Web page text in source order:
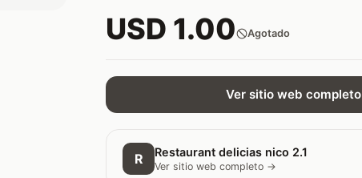
USD 1.00 Agotado
Ver sitio web completo
R Restaurant delicias nico 2.1
Ver sitio web completo →